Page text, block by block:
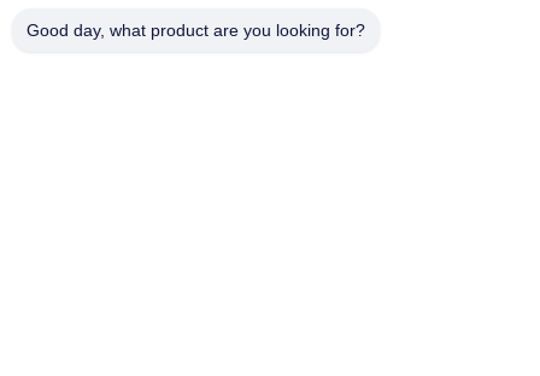
Good day, what product are you looking for?